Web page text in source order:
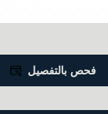
فحص بالتفصيل